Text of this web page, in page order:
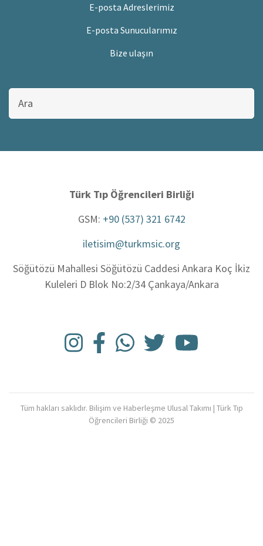
E-posta Adreslerimiz
E-posta Sunucularımız
Bize ulaşın
Bu
sitede
ara
Türk Tıp Öğrencileri Birliği
GSM: +90 (537) 321 6742
iletisim@turkmsic.org
Söğütözü Mahallesi Söğütözü Caddesi Ankara Koç İkiz
Kuleleri D Blok No:2/34 Çankaya/Ankara
Tüm hakları saklıdır. Bilişim ve Haberleşme Ulusal Takımı | Türk Tıp
Öğrencileri Birliği © 2025